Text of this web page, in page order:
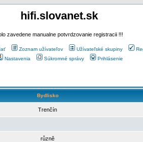
hifi.slovanet.sk
zavedene manualne potvrdzovanie registracii !!!
Zoznam užívateľov Užívateľské skupiny
Nastavenia
Súkromné správy Prihlásenie
Bydlisko
Trenčín
různě